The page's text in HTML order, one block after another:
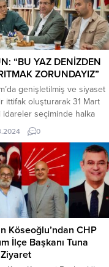
“BU YAZ DENİZDEN
ZORUNDAYIZ”
genişletilmiş ve siyaset
ittifak oluşturarak 31 Mart
idareler seçiminde halka
seçenek sunduklarını
Mehmet Tosun, saha
vatandaşların ilgisi ve
karşılaşmaktan büyük
duyduğunu söyledi.
tüm sorunlarını devletin
alarak kesin ve kalıcı
ulaştırmak için
beş yıllığına
isteyen Cumhur...
0
Köseoğlu’ndan CHP
İlçe Başkanı Tuna
Ziyaret